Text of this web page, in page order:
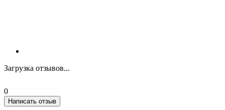
Загрузка отзывов...
0
Написать отзыв